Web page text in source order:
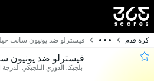
كرة قدم فيسترلو ضد يونيون سانت
فيسترلو ضد يونيون
بلجيكا, الدوري البلجيكي الدرجة